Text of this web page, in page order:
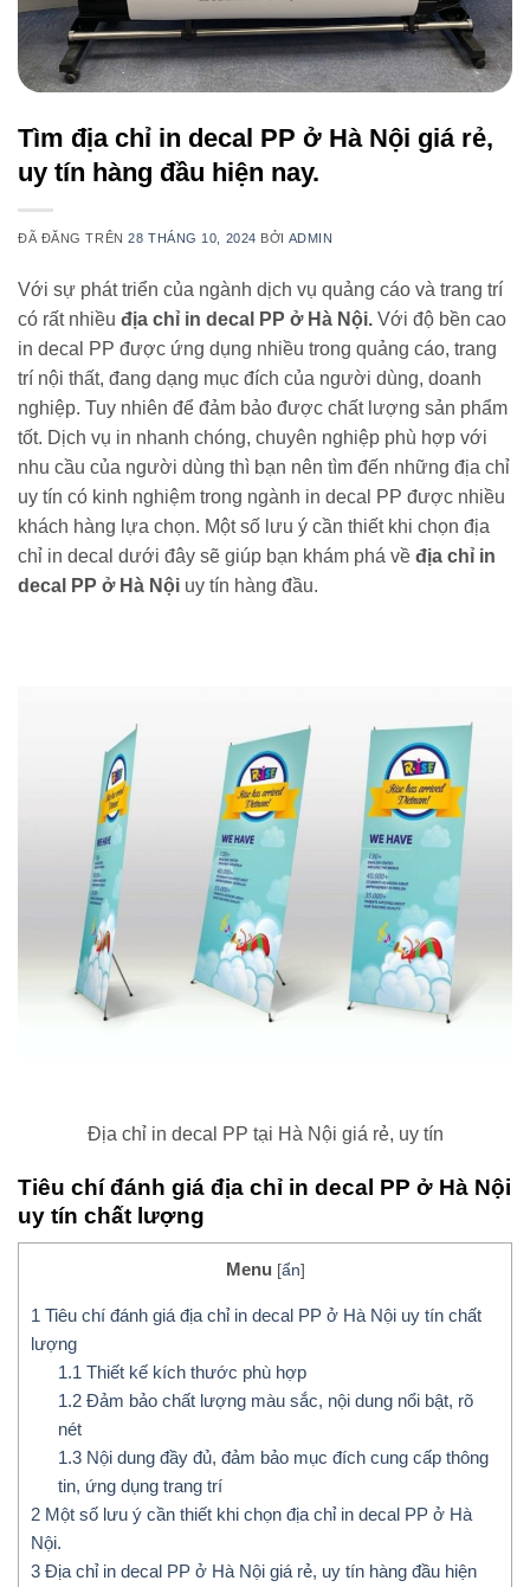
Tìm địa chỉ in decal PP ở Hà Nội giá rẻ,
uy tín hàng đầu hiện nay.
ĐÃ ĐĂNG TRÊN28 THÁNG 10, 2024 BỞI ADMIN
Với sự phát triển của ngành dịch vụ quảng cáo và trang trí
có rất nhiều địa chỉ in decal PP ở Hà Nội. Với độ bền cao
in decal PP được ứng dụng nhiều trong quảng cáo, trang
trí nội thất, đang dạng mục đích của người dùng, doanh
nghiệp. Tuy nhiên để đảm bảo được chất lượng sản phẩm
tốt. Dịch vụ in nhanh chóng, chuyên nghiệp phù hợp với
nhu cầu của người dùng thì bạn nên tìm đến những địa chỉ
uy tín có kinh nghiệm trong ngành in decal PP được nhiều
khách hàng lựa chọn. Một số lưu ý cần thiết khi chọn địa
chỉ in decal dưới đây sẽ giúp bạn khám phá về địa chỉ in
decal PP ở Hà Nội uy tín hàng đầu.
Địa chỉ in decal PP tại Hà Nội giá rẻ, uy tín
Tiêu chí đánh giá địa chỉ in decal PP ở Hà Nội
uy tín chất lượng
Menu [ẩn]
1 Tiêu chí đánh giá địa chỉ in decal PP ở Hà Nội uy tín chất
lượng
1.1 Thiết kế kích thước phù hợp
1.2Đảm bảo chất lượng màu sắc, nội dung nổi bật, rõ
nét
1.3Nội dung đầy đủ, đảm bảo mục đích cung cấp thông
tin, ứng dụng trang trí
2 Một số lưu ý cần thiết khi chọn địa chỉ in decal PP ở Hà
Nội.
3 Địa chỉ in decal PP ở Hà Nội giá rẻ, uy tín hàng đầu hiện